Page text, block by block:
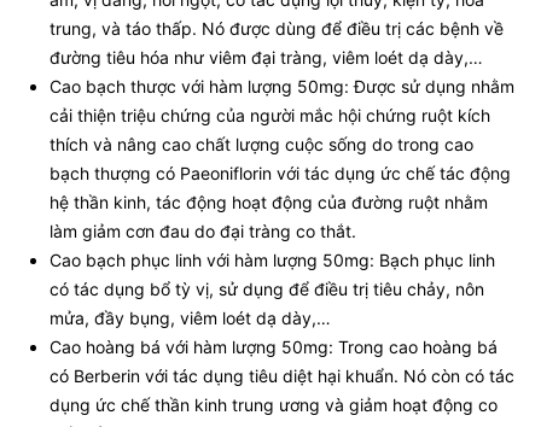
trung, và táo thấp. Nó được dùng để điều trị các bệnh về
đường tiêu hóa như viêm đại tràng, viêm loét dạ dày,…
Cao bạch thược với hàm lượng 50mg: Được sử dụng nhằm
cải thiện triệu chứng của người mắc hội chứng ruột kích
thích và nâng cao chất lượng cuộc sống do trong cao
bạch thượng có Paeoniflorin với tác dụng ức chế tác động
hệ thần kinh, tác động hoạt động của đường ruột nhằm
làm giảm cơn đau do đại tràng co thắt.
Cao bạch phục linh với hàm lượng 50mg: Bạch phục linh
có tác dụng bổ tỳ vị, sử dụng để điều trị tiêu chảy, nôn
mửa, đầy bụng, viêm loét dạ dày,…
Cao hoàng bá với hàm lượng 50mg: Trong cao hoàng bá
có Berberin với tác dụng tiêu diệt hại khuẩn. Nó còn có tác
dụng ức chế thần kinh trung ương và giảm hoạt động co